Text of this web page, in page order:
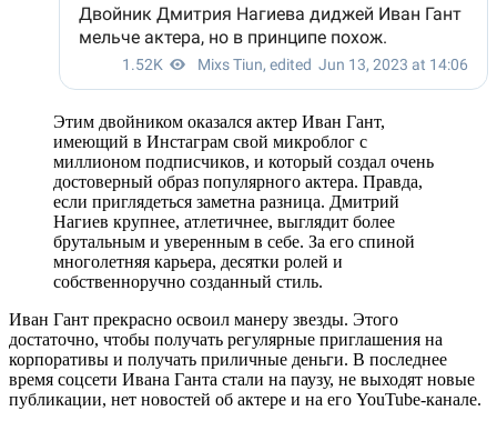
Этим двойником оказался актер Иван Гант,
имеющий в Инстаграм свой микроблог с
миллионом подписчиков, и который создал очень
достоверный образ популярного актера. Правда,
если приглядеться заметна разница. Дмитрий
Нагиев крупнее, атлетичнее, выглядит более
брутальным и уверенным в себе. За его спиной
многолетняя карьера, десятки ролей и
собственноручно созданный стиль.
Иван Гант прекрасно освоил манеру звезды. Этого
достаточно, чтобы получать регулярные приглашения на
корпоративы и получать приличные деньги. В последнее
время соцсети Ивана Ганта стали на паузу, не выходят новые
публикации, нет новостей об актере и на его YouTube-канале.